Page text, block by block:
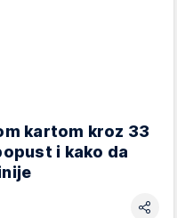
kartom kroz 33
i kako da